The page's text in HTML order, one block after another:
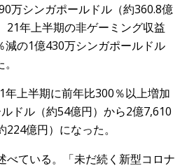
万シンガポールドル（約360.8億
21年上半期の非ゲーミング収益
減の1億430万シンガポールドル
上半期に前年比300％以上増加
ドル（約54億円）から2億7,610
億円）になった。
べている。「未だ続く新型コロナ